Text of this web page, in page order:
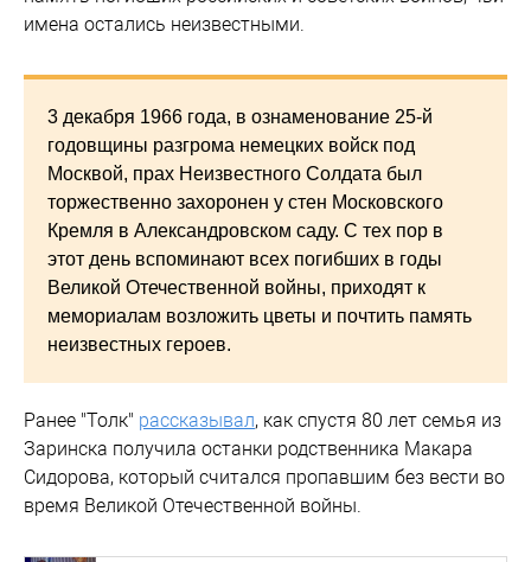
имена остались неизвестными.
3 декабря 1966 года, в ознаменование 25-й
годовщины разгрома немецких войск под
Москвой, прах Неизвестного Солдата был
торжественно захоронен у стен Московского
Кремля в Александровском саду. С тех пор в
этот день вспоминают всех погибших в годы
Великой Отечественной войны, приходят к
мемориалам возложить цветы и почтить память
неизвестных героев.
Ранее "Толк" рассказывал, как спустя 80 лет семья из
Заринска получила останки родственника Макара
Сидорова, который считался пропавшим без вести во
время Великой Отечественной войны.